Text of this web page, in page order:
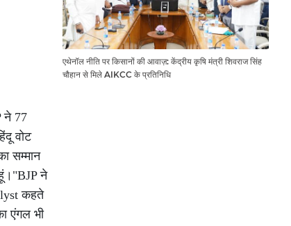
ने 77
वोट
सम्मान
ने
कहते
एंगल भी
एथेनॉल नीति पर किसानों की आवाज़: केंद्रीय कृषि मंत्री शिवराज सिंह
चौहान से मिले AIKCC के प्रतिनिधि